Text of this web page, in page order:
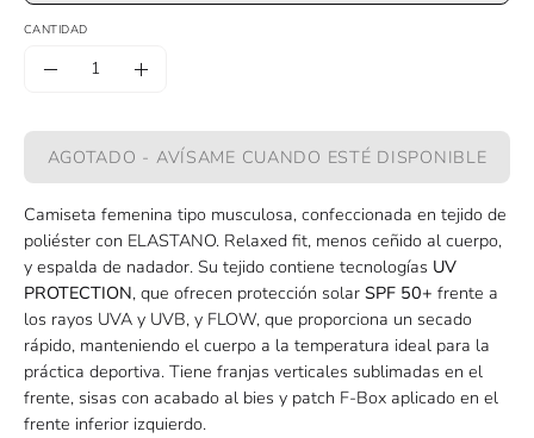
CANTIDAD
Cantidad
cantidad
Aumentar
cantidad
AGOTADO - AVÍSAME CUANDO ESTÉ DISPONIBLE
Camiseta femenina tipo musculosa, confeccionada en tejido de
poliéster con ELASTANO. Relaxed fit, menos ceñido al cuerpo,
y espalda de nadador. Su tejido contiene tecnologías UV
PROTECTION, que ofrecen protección solar SPF 50+ frente a
los rayos UVA y UVB, y FLOW, que proporciona un secado
rápido, manteniendo el cuerpo a la temperatura ideal para la
práctica deportiva. Tiene franjas verticales sublimadas en el
frente, sisas con acabado al bies y patch F-Box aplicado en el
frente inferior izquierdo.